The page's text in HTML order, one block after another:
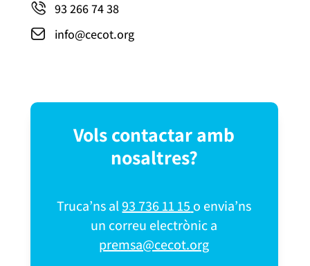
93 266 74 38
info@cecot.org
Vols contactar amb
nosaltres?
Truca’ns al93 736 11 15 o envia’ns
un correu electrònic a
premsa@cecot.org